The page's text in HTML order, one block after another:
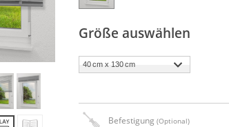
Größe auswählen
Befestigung (Optional)